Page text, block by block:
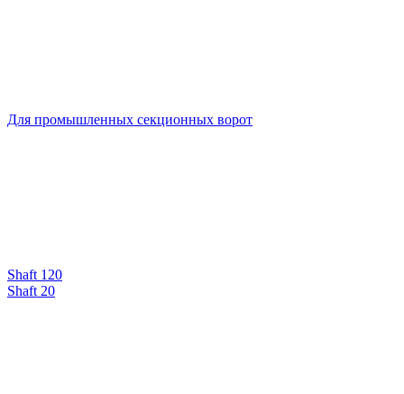
Для промышленных секционных ворот
Shaft 120
Shaft 20